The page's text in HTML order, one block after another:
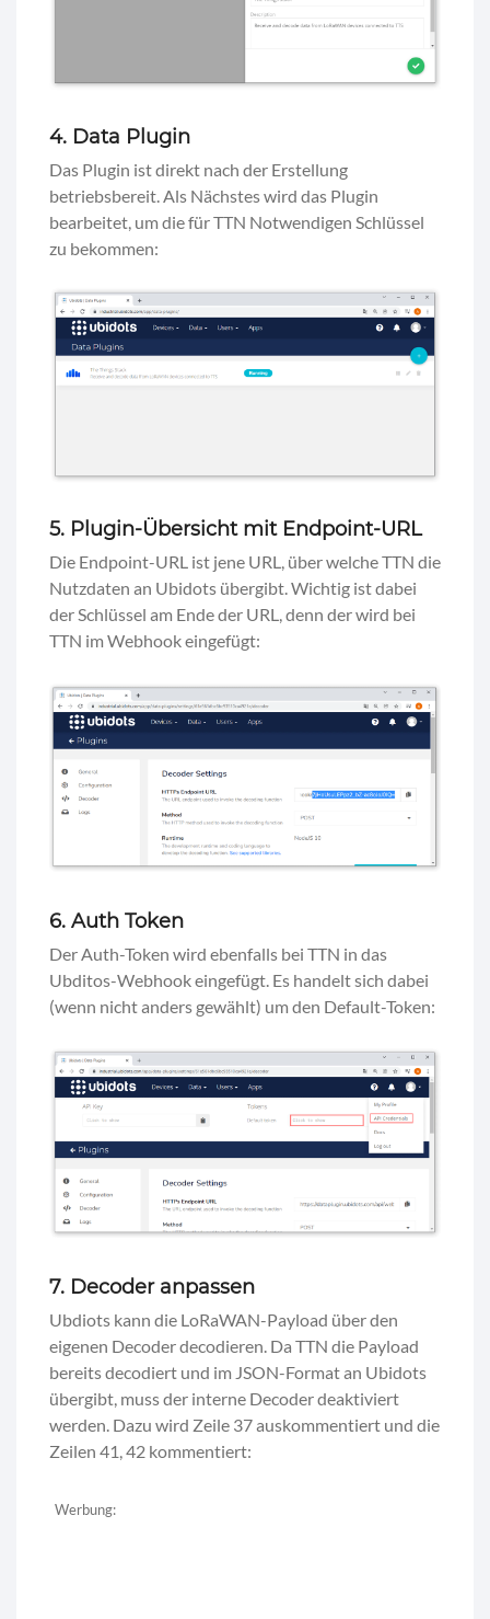
4. Data Plugin
Das Plugin ist direkt nach der Erstellung
betriebsbereit. Als Nächstes wird das Plugin
bearbeitet, um die für TTN Notwendigen Schlüssel
zu bekommen:
5. Plugin-Übersicht mit Endpoint-URL
Die Endpoint-URL ist jene URL, über welche TTN die
Nutzdaten an Ubidots übergibt. Wichtig ist dabei
der Schlüssel am Ende der URL, denn der wird bei
TTN im Webhook eingefügt:
6. Auth Token
Der Auth-Token wird ebenfalls bei TTN in das
Ubditos-Webhook eingefügt. Es handelt sich dabei
(wenn nicht anders gewählt) um den Default-Token:
7. Decoder anpassen
Ubdiots kann die LoRaWAN-Payload über den
eigenen Decoder decodieren. Da TTN die Payload
bereits decodiert und im JSON-Format an Ubidots
übergibt, muss der interne Decoder deaktiviert
werden. Dazu wird Zeile 37 auskommentiert und die
Zeilen 41, 42 kommentiert:
Werbung: